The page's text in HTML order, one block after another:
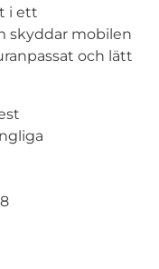
i ett
skyddar mobilen
och lätt